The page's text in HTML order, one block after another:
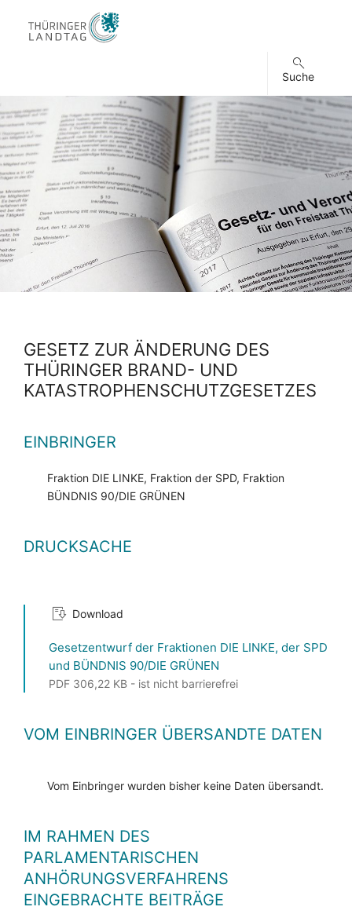
Suche
GESETZ ZUR ÄNDERUNG DES
THÜRINGER BRAND- UND
KATASTROPHENSCHUTZGESETZES
EINBRINGER
Fraktion DIE LINKE, Fraktion der SPD, Fraktion
BÜNDNIS 90/DIE GRÜNEN
DRUCKSACHE
Download
Gesetzentwurf der Fraktionen DIE LINKE, der SPD
und BÜNDNIS 90/DIE GRÜNEN
PDF 306,22 KB - ist nicht barrierefrei
VOM EINBRINGER ÜBERSANDTE DATEN
Vom Einbringer wurden bisher keine Daten übersandt.
IM RAHMEN DES
PARLAMENTARISCHEN
ANHÖRUNGSVERFAHRENS
EINGEBRACHTE BEITRÄGE